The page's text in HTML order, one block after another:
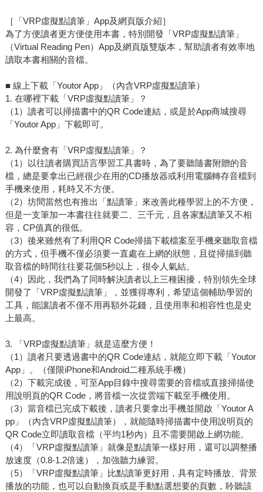
［「VRP虛擬點讀筆」App及網頁版介紹］
為了方便讀者更方便使用本書，特別開發「VRP虛擬點讀筆」
（Virtual Reading Pen）App及網頁版雙版本，幫助讀者有效率地
讀取本書相關的音檔。
■ 線上下載「Youtor App」（內含VRP虛擬點讀筆）
1. 在哪裡下載「VRP虛擬點讀筆」？
（1）讀者可以掃描書中的QR Code連結，或是於App商城搜尋
「Youtor App」下載即可。
2. 為什麼會有「VRP虛擬點讀筆」？
（1）以往讀者購買語言學習工具書時，為了要聽隨書附贈的音
檔，總是要拿出已經很少在用的CD播放器或利用電腦轉存音檔到
手機來使用，耗時又不方便。
（2）坊間當然也有推出「點讀筆」來改善此種學習上的不方便，
但是一支筆加一本書往往就要二、三千元，且各家點讀筆又不相
容，CP值真的很低。
（3）後來雖然有了利用QR Code掃描下載檔案至手機來聽取音檔
的方式，但手機不僅必須要一直處在上網的狀態，且從掃描到聽
取音檔的時間往往要花個5秒以上，很令人氣結。
（4）因此，我們為了同時解決讀者以上三種困擾，特別領先全球
開發了「VRP虛擬點讀筆」，並獲得專利，希望這個輔助學習的
工具，能讓讀者不僅不用再額外花錢，且使用率和相容性也是史
上最高。
3. 「VRP虛擬點讀筆」就是這麼方便！
（1）讀者只要透過書中的QR Code連結，就能立即下載「Youtor
App」。（僅限iPhone和Android二種系統手機）
（2）下載完成後，可至App目錄中搜尋需要的音檔或直接掃描使
用說明頁的QR Code，將音檔一次從雲端下載至手機使用。
（3）當音檔已完成下載後，讀者只要拿出手機並開啟「Youtor A
pp」（內含VRP虛擬點讀筆），就能隨時掃描書中使用說明頁的
QR Code立即讀取音檔（平均1秒內）且不需要開啟上網功能。
（4）「VRP虛擬點讀筆」就像是點讀筆一樣好用，還可以調整播
放速度（0.8-1.2倍速），加強聽力練習。
（5）「VRP虛擬點讀筆」比點讀筆更好用，具有定時播放、背景
播放的功能，也可以自動換頁或是手動點選想要的頁數，聆聽該